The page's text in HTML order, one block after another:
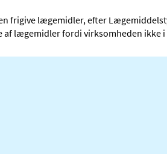
frigive lægemidler, efter
af lægemidler fordi virksomheden